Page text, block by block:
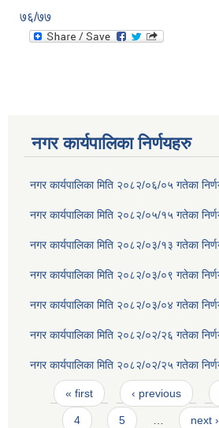
७६/७७
नगर कार्यपालिका निर्णयहरु
नगर कार्यपालिका मिति २०८२/०६/०५ गतेका
नगर कार्यपालिका मिति २०८२/०५/१५ गतेका
नगर कार्यपालिका मिति २०८२/०३/१३ गतेका
नगर कार्यपालिका मिति २०८२/०३/०९ गतेका
नगर कार्यपालिका मिति २०८२/०३/०४ गतेका
नगर कार्यपालिका मिति २०८२/०२/२६ गतेका
नगर कार्यपालिका मिति २०८२/०२/२५ गतेका
Pages
« first ‹ previous
4 5 … next ›